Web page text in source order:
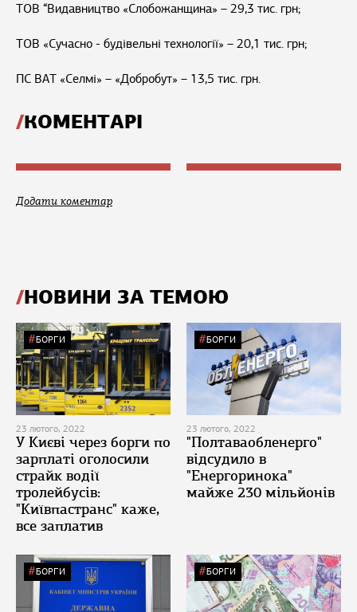
ТОВ “Видавництво «Слобожанщина» – 29,3 тис. грн;
ТОВ «Сучасно - будівельні технології» – 20,1 тис. грн;
ПС ВАТ «Селмі» – «Добробут» – 13,5 тис. грн.
КОМЕНТАРІ
Додати коментар
НОВИНИ ЗА ТЕМОЮ
БОРГИ
23 лютого, 2022
У Києві через борги по
зарплаті оголосили
страйк водії
тролейбусів:
"Київпастранс" каже,
все заплатив
БОРГИ
23 лютого, 2022
"Полтаваобленерго"
відсудило в
"Енергоринока"
майже 230 мільйонів
БОРГИ БОРГИ